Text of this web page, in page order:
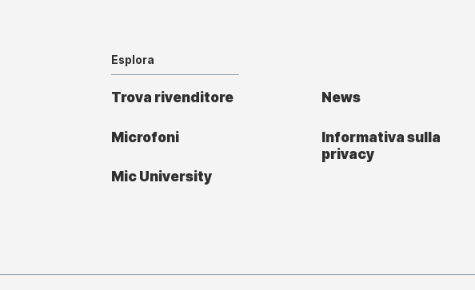
Esplora
Trova rivenditore News
Microfoni
Informativa sulla
privacy
Mic University